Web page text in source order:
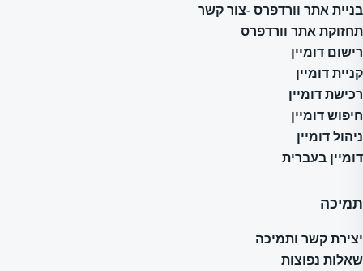
בניית אתר וורדפרס -צור קשר
תחזוקת אתר וורדפרס
רישום דומיין
קניית דומיין
רכישת דומיין
חיפוש דומיין
ניהול דומיין
דומיין בעברית
תמיכה
יצירת קשר ותמיכה
שאלות נפוצות